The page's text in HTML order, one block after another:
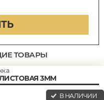
ТОВАРЫ
3ММ
В НАЛИЧИИ